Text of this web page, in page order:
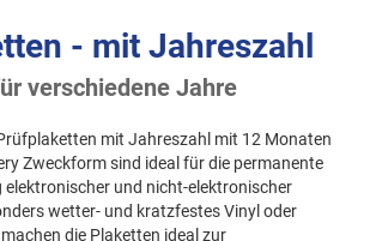
- mit Jahreszahl
verschiedene Jahre
mit Jahreszahl mit 12 Monaten
Zweckform sind ideal für die permanente
und nicht-elektronischer
wetter- und kratzfestes Vinyl oder
die Plaketten ideal zur